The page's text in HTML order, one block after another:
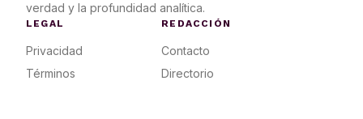
verdad y la profundidad analítica.
LEGAL
Privacidad
Términos
REDACCIÓN
Contacto
Directorio